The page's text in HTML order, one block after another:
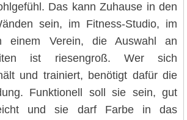
Das kann Zuhause in den
sein, im Fitness-Studio, im
einem Verein, die Auswahl an
ist riesengroß. Wer sich
und trainiert, benötigt dafür die
Funktionell soll sie sein, gut
und sie darf Farbe in das